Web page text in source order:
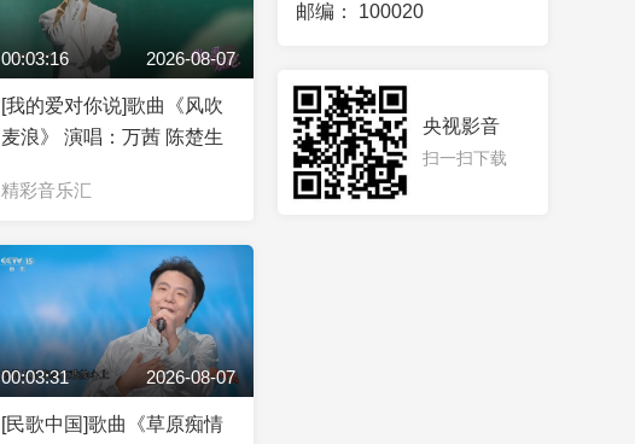
邮编：
100020
央视影音
扫一扫下载
00:03:16 2026-08-07
[我的爱对你说]歌曲《风吹
麦浪》 演唱：万茜 陈楚生
精彩音乐汇
00:03:31 2026-08-07
[民歌中国]歌曲《草原痴情